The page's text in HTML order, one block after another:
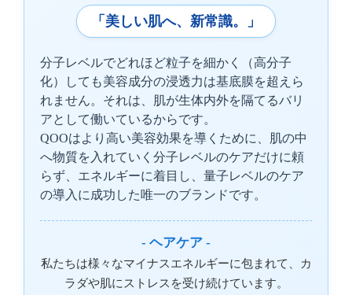
「美しい肌へ、新常識。」
分子レベルでどれほど粒子を細かく（高分子
化）しても美容成分の浸透力は基底膜を超えら
れません。それは、肌が生体内外を隔てるバリ
アとして働いているからです。
QOOはより高い美容効果を導くために、肌の中
へ物質を入れていく分子レベルのケアだけに頼
らず、エネルギーに着目し、量子レベルのケア
の導入に成功した唯一のブランドです。
- ヘアケア -
私たちは様々なマイナスエネルギーに包まれて、カ
ラダや肌にストレスを受け続けています。